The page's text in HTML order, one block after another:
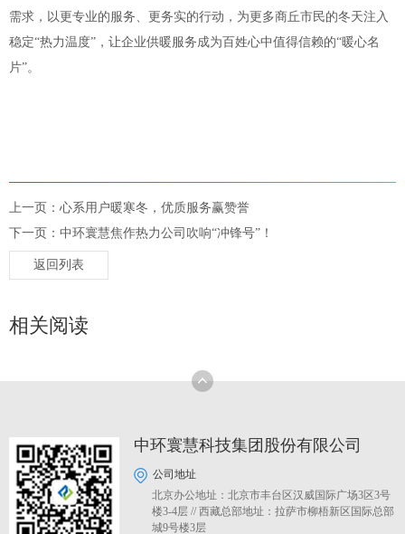
需求，以更专业的服务、更务实的行动，为更多商丘市民的冬天注入
稳定“热力温度”，让企业供暖服务成为百姓心中值得信赖的“暖心名
片”。
上一页：心系用户暖寒冬，优质服务赢赞誉
下一页：中环寰慧焦作热力公司吹响“冲锋号”！
返回列表
相关阅读
中环寰慧科技集团股份有限公司
公司地址
北京办公地址：北京市丰台区汉威国际广场3区3号
楼3-4层 // 西藏总部地址：拉萨市柳梧新区国际总部
城9号楼3层